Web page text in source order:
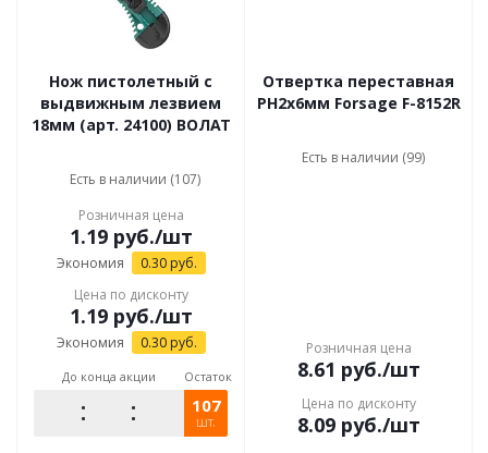
Нож пистолетный с
выдвижным лезвием
18мм (арт. 24100) ВОЛАТ
Есть в наличии (107)
Розничная цена
1.19руб./шт
Экономия 0.30руб.
Цена по дисконту
1.19руб./шт
Экономия 0.30руб.
До конца акции Остаток
107
шт.
Отвертка переставная
PH2х6мм Forsage F-8152R
Есть в наличии (99)
Розничная цена
8.61 руб./шт
Цена по дисконту
8.09руб./шт